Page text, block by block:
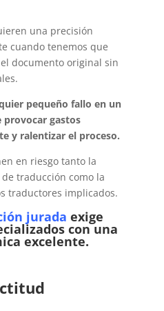
una precisión
cuando tenemos que
documento original sin
pequeño fallo en un
provocar gastos
y ralentizar el proceso.
en riesgo tanto la
traducción como la
traductores implicados.
jurada exige
con una
excelente.